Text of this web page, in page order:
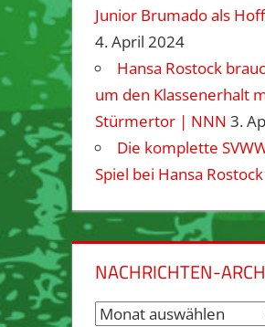
Junior Brumado als
4. April 2024
Hansa Rostock
um den Klassenerhalt
Stürmertor | NNN 3.
Die komplette
Spiel bei Hansa Rostock
NACHRICHTEN-
Nachrichten-